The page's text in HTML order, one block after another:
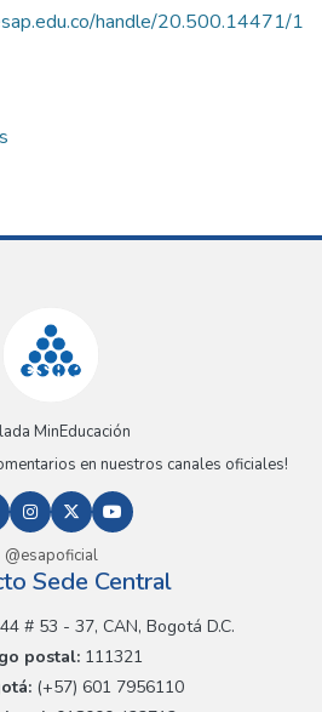
handle/20.500.14471/1
MinEducación
en nuestros canales oficiales!
@esapoficial
Sede Central
# 53 - 37, CAN, Bogotá D.C.
postal: 111321
(+57) 601 7956110